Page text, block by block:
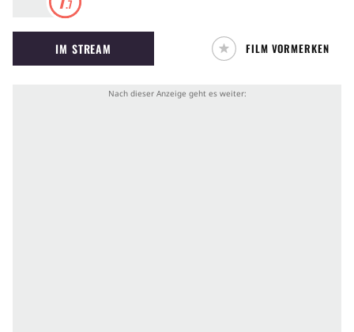
.7
dass er im sogenannten Spider-Verse nicht der
einzige Held im Spinnenanzug ist.
IM STREAM FILM VORMERKEN